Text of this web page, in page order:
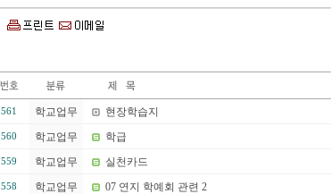
561 학교업무 현장학습지
560 학교업무 학급
559 학교업무 실천카드
558 학교업무 07 연지 학예회 관련 2